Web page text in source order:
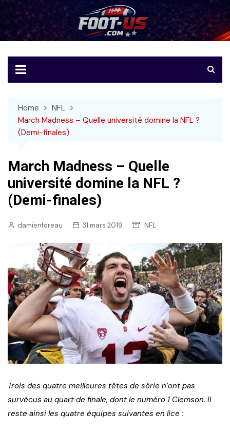
to
content
Foot-US
Le football américain en français
Home
NFL
March Madness – Quelle université domine la NFL ?
(Demi-finales)
March Madness – Quelle
université domine la NFL ?
(Demi-finales)
damienforeau 31 mars 2019 NFL
Trois des quatre meilleures têtes de série n’ont pas
survécus au quart de finale, dont le numéro 1 Clemson. Il
reste ainsi les quatre équipes suivantes en lice :